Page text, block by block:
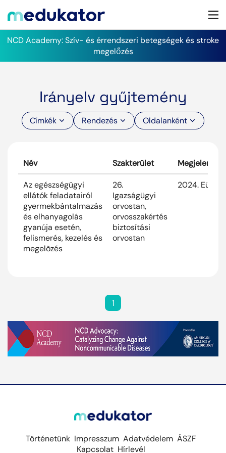
NCD Academy: Szív- és érrendszeri betegségek és stroke
megelőzés
Irányelv gyűjtemény
Címkék Rendezés Oldalanként
Név Szakterület Megjelenés
Az egészségügyi
ellátók feladatairól
gyermekbántalmazás
és elhanyagolás
gyanúja esetén,
felismerés, kezelés és
megelõzés
26.
Igazságügyi
orvostan,
orvosszakértés
biztosítási
orvostan
2024. Eük 12.
1
Történetünk Impresszum Adatvédelem ÁSZF
Kapcsolat Hírlevél